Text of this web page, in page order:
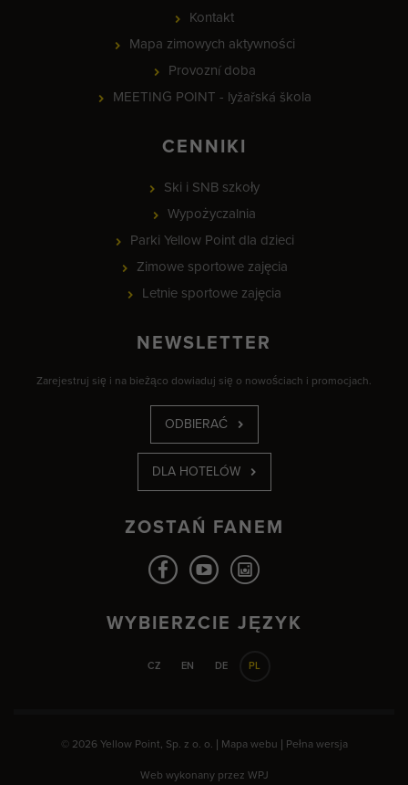
Kontakt
Mapa zimowych aktywności
Provozní doba
MEETING POINT - lyžařská škola
CENNIKI
Ski i SNB szkoły
Wypożyczalnia
Parki Yellow Point dla dzieci
Zimowe sportowe zajęcia
Letnie sportowe zajęcia
NEWSLETTER
Zarejestruj się i na bieżąco dowiaduj się o nowościach i promocjach.
ODBIERAĆ
DLA HOTELÓW
ZOSTAŃ FANEM
WYBIERZCIE JĘZYK
CZ EN DE PL
© 2026 Yellow Point, Sp. z o. o. | Mapa webu Pełna wersja
Web wykonany przez WPJ